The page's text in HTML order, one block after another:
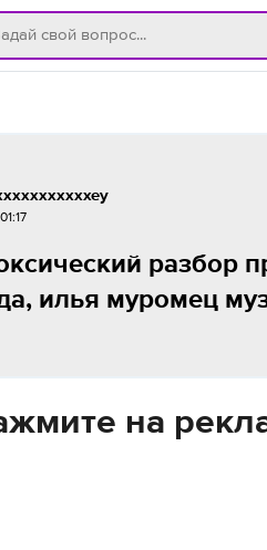
разбор
илья муромец
на